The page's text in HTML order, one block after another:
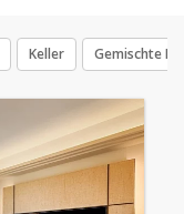
Keller Gemischte